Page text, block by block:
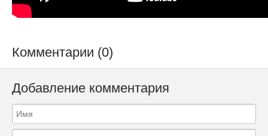
Комментарии (0)
Добавление комментария